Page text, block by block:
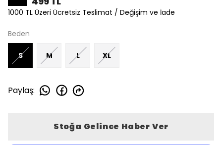
1000 TL Üzeri Ücretsiz Teslimat / Değişim ve İade
Beden
S M L XL
Paylaş:
Stoğa Gelince Haber Ver